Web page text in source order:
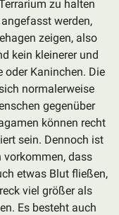
zu halten
werden,
zeigen, also
kein kleinerer und
oder Kaninchen. Die
normalerweise
gegenüber
können recht
sein. Dennoch ist
vorkommen, dass
etwas Blut fließen,
viel größer als
Es besteht auch